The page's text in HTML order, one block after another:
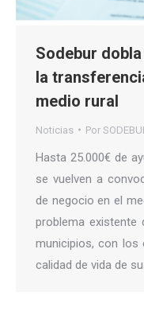
Sodebur
la
medio rural
Noticias Por
Hasta 25.000€ de
se vuelven a
de negocio en el
problema existente
municipios, con
calidad de vida de